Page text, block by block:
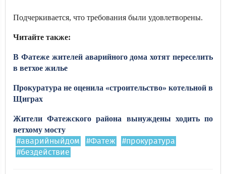
Подчеркивается, что требования были удовлетворены.
Читайте также:
В Фатеже жителей аварийного дома хотят переселить
в ветхое жилье
Прокуратура не оценила «строительство» котельной в
Щиграх
Жители Фатежского района вынуждены ходить по
ветхому мосту
#аварийныйдом #Фатеж
#прокуратура
#бездействие